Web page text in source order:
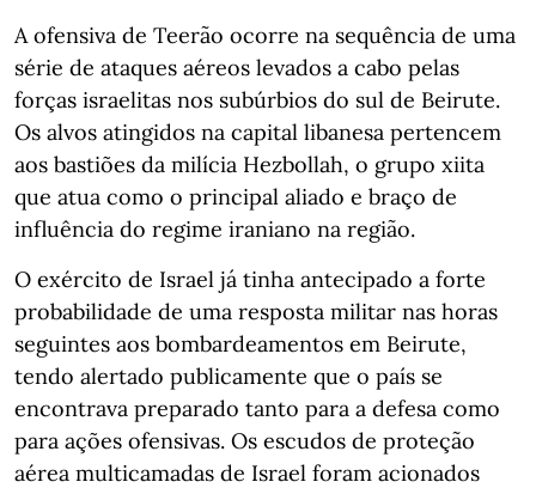
A ofensiva de Teerão ocorre na sequência de uma
série de ataques aéreos levados a cabo pelas
forças israelitas nos subúrbios do sul de Beirute.
Os alvos atingidos na capital libanesa pertencem
aos bastiões da milícia Hezbollah, o grupo xiita
que atua como o principal aliado e braço de
influência do regime iraniano na região.
O exército de Israel já tinha antecipado a forte
probabilidade de uma resposta militar nas horas
seguintes aos bombardeamentos em Beirute,
tendo alertado publicamente que o país se
encontrava preparado tanto para a defesa como
para ações ofensivas. Os escudos de proteção
aérea multicamadas de Israel foram acionados